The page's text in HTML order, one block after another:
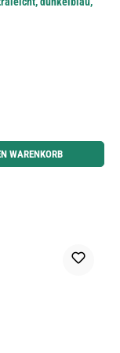
um die Anzahl zu
WARENKORB